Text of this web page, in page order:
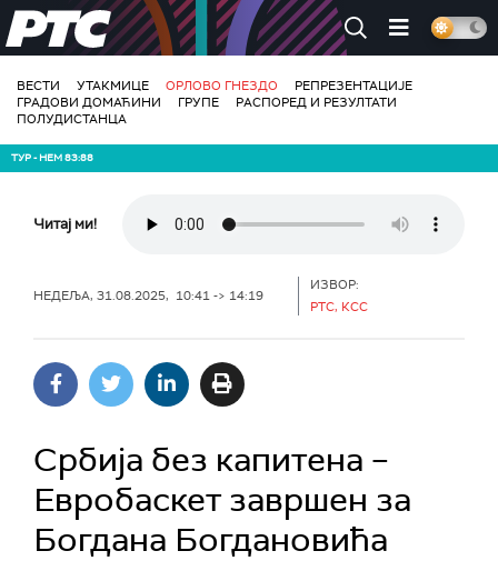
РТС
ВЕСТИ УТАКМИЦЕ ОРЛОВО ГНЕЗДО
РЕПРЕЗЕНТАЦИЈЕ
ГРАДОВИ ДОМАЋИНИ
ГРУПЕ
РАСПОРЕД И РЕЗУЛТАТИ
ПОЛУДИСТАНЦА
ТУР - НЕМ 83:88
Читај ми!
НЕДЕЉА, 31.08.2025, 10:41 -> 14:19
ИЗВОР:
РТС, КСС
Србија без капитена –
Евробаскет завршен за
Богдана Богдановића